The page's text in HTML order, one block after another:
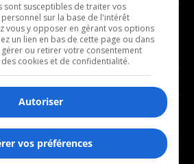
- Décompte franco
- Joué récemment
BALADOS
- Affaires
- Art de vivre
- Bien-être
sont susceptibles de traiter vos
sur la base de l'intérêt
vous y opposer en gérant vos options
un lien en bas de cette page ou dans
ou retirer votre consentement
cookies et de confidentialité.
Autoriser
vos préférences